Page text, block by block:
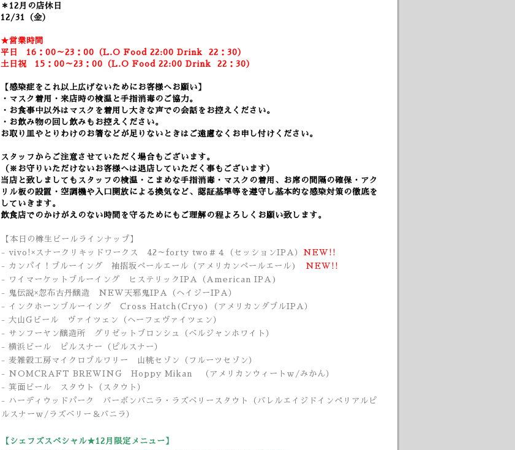
＊12月の店休日
12/31（金）
★営業時間
平日 16：00～23：00（L.O Food 22:00 Drink 22：30）
土日祝 15：00～23：00（L.O Food 22:00 Drink 22：30）
【感染症をこれ以上広げないためにお客様へお願い】
・マスク着用・来店時の検温と手指消毒のご協力。
・お食事中以外はマスクを着用し大きな声での会話をお控えください。
・お飲み物の回し飲みもお控えください。
お取り皿やとりわけのお箸などが足りないときはご遠慮なくお申し付けください。
スタッフからご注意させていただく場合もございます。
（※お守りいただけないお客様へは退店していただく事もございます）
当店と致しましてもスタッフの検温・こまめな手指消毒・マスクの着用、 お席の間隔の確保・アク
リル板の設置・空調機や入口開放による換気など、認証基準等を遵守し基本的な感染対策の徹底を
していきます。
飲食店でのかけがえのない時間を守るためにもご理解の程よろしくお願い致します。
【本日の樽生ビールラインナップ】
- vivo!×スナークリキッドワークス 42～forty two＃４（セッションIPA） NEW!!
- カンパイ！ブルーイング 袖摺坂ペールエール（アメリカンペールエール) NEW!!
- ワイマーケットブルーイング ヒステリックIPA
（American IPA )
- 鬼伝説×忽布古丹醸造 NEW天邪鬼IPA
（ヘイジーIPA）
- インクホーンブルーイング Cross Hatch(Cryo)（アメリカンダブルIPA）
- 大山Gビール ヴァイツェン（ヘーフェヴァイツェン）
- サンフーヤン醸造所 グリゼットブロンシュ（ベルジャンホワイト）
- 横浜ビール ピルスナー
（ピルスナー）
- 麦雑穀工房マイクロブルワリー 山桃セゾン（フルーツセゾン）
- NOMCRAFT BREWING Hoppy Mikan
（アメリカンウィートｗ/みかん）
- 箕面ビール スタウト（スタウト）
- ハーディウッドパーク バーボンバニラ・ラズベリースタウト（バレルエイジドインペリアルピ
ルスナーｗ/ラズベリー＆バニラ）
【シェフズスペシャル★12月限定メニュー】